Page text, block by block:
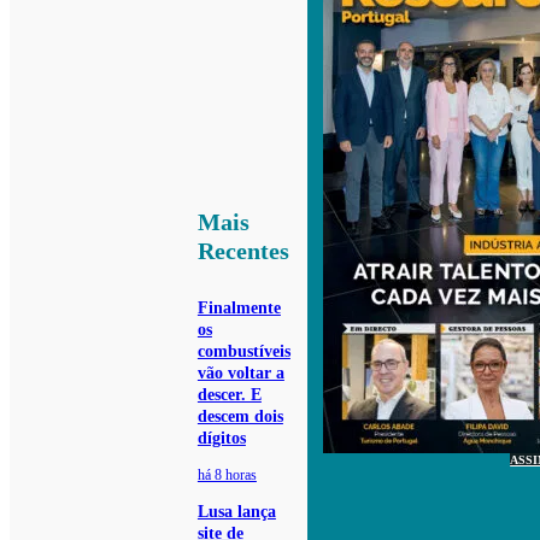
Mais
Recentes
Finalmente
os
combustíveis
vão voltar a
descer. E
descem dois
dígitos
há 8 horas
Lusa lança
site de